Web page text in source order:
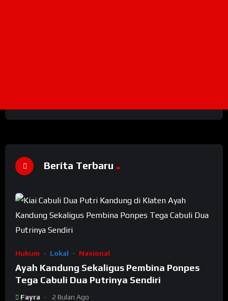
Berita Terbaru
Hukum Lokal Nasional
Ayah Kandung Sekaligus Pembina Ponpes
Tega Cabuli Dua Putrinya Sendiri
Fayra 2 Bulan Ago